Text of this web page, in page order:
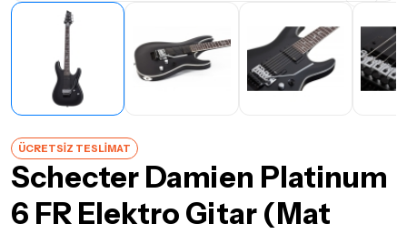
ÜCRETSİZ TESLİMAT
Schecter Damien Platinum
6 FR Elektro Gitar (Mat